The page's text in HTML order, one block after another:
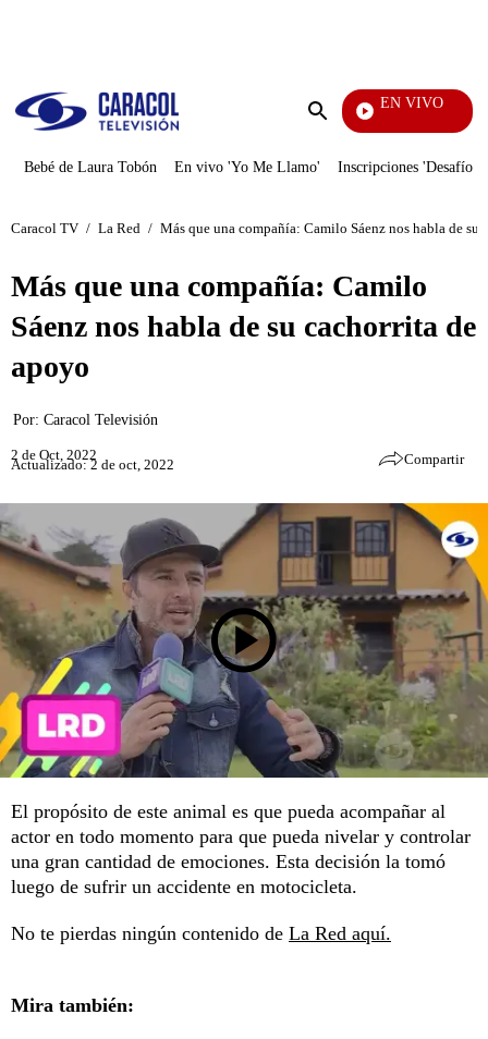
Enviar
EN VIVO
EFÉ
Bebé de Laura Tobón En vivo 'Yo Me Llamo' Inscripciones 'Desafío'
Caracol TV / La Red / Más que una compañía: Camilo Sáenz nos habla de su
Más que una compañía: Camilo
Sáenz nos habla de su cachorrita de
apoyo
Por: Caracol Televisión
2 de Oct, 2022
Actualizado: 2 de oct, 2022 Compartir
El propósito de este animal es que pueda acompañar al
actor en todo momento para que pueda nivelar y controlar
una gran cantidad de emociones. Esta decisión la tomó
luego de sufrir un accidente en motocicleta.
No te pierdas ningún contenido de La Red aquí.
Mira también: